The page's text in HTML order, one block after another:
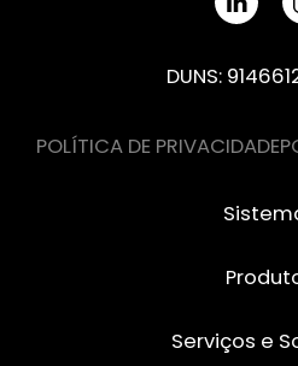
DUNS:
POLÍTICA DE PRIVACIDADE
Serviços e